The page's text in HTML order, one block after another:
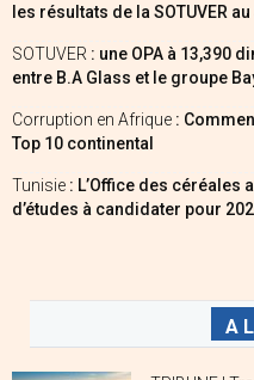
les résultats de la SOTUVER
SOTUVER : une OPA à 13,390
entre B.A Glass et le groupe
Corruption en Afrique :
Top 10 continental
Tunisie : L’Office des céréales
d’études à candidater pour
A